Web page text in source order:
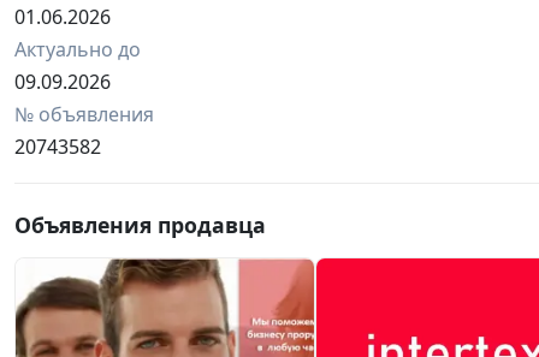
01.06.2026
Актуально до
09.09.2026
№ объявления
20743582
Объявления продавца